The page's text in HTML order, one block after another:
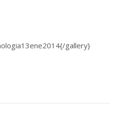
gallery}